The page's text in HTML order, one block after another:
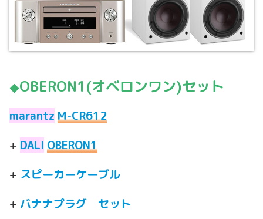
◆OBERON1(オベロンワン)セット
marantz M-CR612
+ DALI OBERON1
+ スピーカーケーブル
+ バナナプラグ セット